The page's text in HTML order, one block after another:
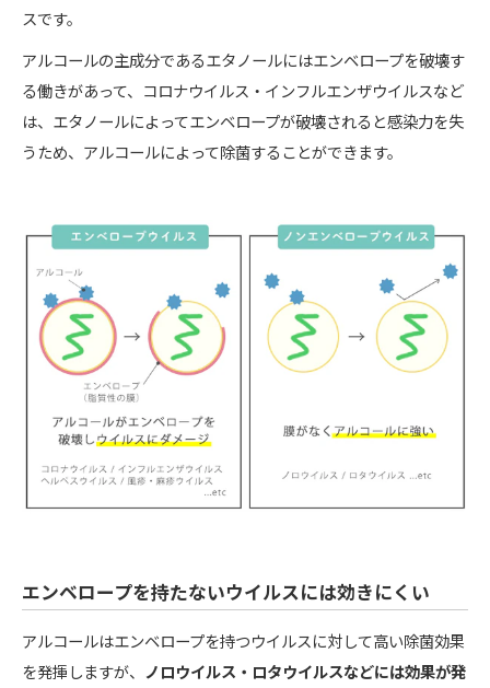
スです。
アルコールの主成分であるエタノールにはエンベロープを破壊す
る働きがあって、コロナウイルス・インフルエンザウイルスなど
は、エタノールによってエンベロープが破壊されると感染力を失
うため、アルコールによって除菌することができます。
エンベロープを持たないウイルスには効きにくい
アルコールはエンベロープを持つウイルスに対して高い除菌効果
を発揮しますが、 ノロウイルス・ロタウイルスなどには効果が発